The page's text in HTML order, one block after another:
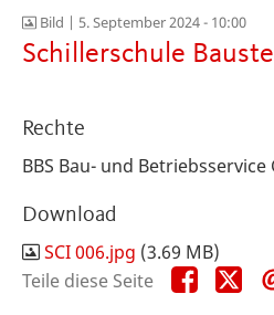
Bild | 5. September 2024 - 10:00
Schillerschule
Rechte
BBS Bau- und Betriebsservice
Download
SCI 006.jpg (3.69 MB)
Teile diese Seite
Teile
diese